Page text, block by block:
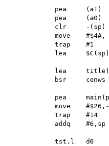
pea     (a1)
pea     (a0)
clr     -(sp)
move
trap    #1
lea
lea
bsr     conws
pea
move
trap    #14
            addq    #6,sp
tst.l   d0